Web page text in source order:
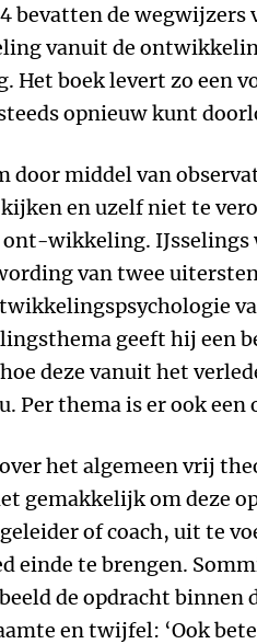
bevatten de wegwijzers
vanuit de
Het boek levert zo een
opnieuw kunt
door middel van
en uzelf niet te
wikkeling.
van twee
geeft hij een
deze vanuit het
Per thema is er ook een
het algemeen vrij
gemakkelijk om deze
of coach, uit te
einde te brengen.
de opdracht binnen
en twijfel: ‘Ook